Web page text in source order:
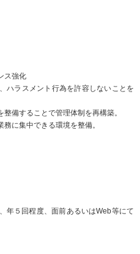
ス強化
ハラスメント行為を許容しないことを
備することで管理体制を再構築。
に集中できる環境を整備。
年５回程度、面前あるいはWeb等にて